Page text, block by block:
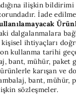
ilişkin
İade
dalgalanmalara
ihtiyaçları
kullanma tarihi
bant, mühür, paket
karışan ve
bant,
sözleşmeler.